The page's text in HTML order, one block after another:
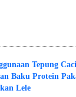
Tepung
Baku Protein
Lele